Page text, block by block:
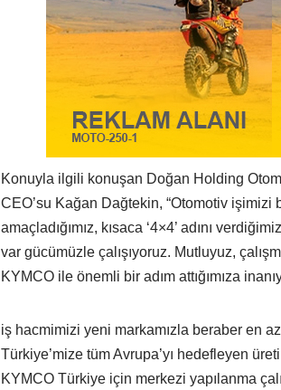
Konuyla ilgili konuşan Doğan Holding
CEO’su Kağan Dağtekin, “Otomotiv
amaçladığımız, kısaca ‘4×4’ adını
var gücümüzle çalışıyoruz. Mutluyuz,
KYMCO ile önemli bir adım attığımıza
iş hacmimizi yeni markamızla beraber en
Türkiye’mize tüm Avrupa’yı hedefleyen
KYMCO Türkiye için merkezi yapılanma